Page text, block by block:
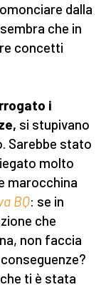
dalla
che in
concetti
i
si stupivano
Sarebbe stato
molto
marocchina
BQ: se in
che
non faccia
ti è stata